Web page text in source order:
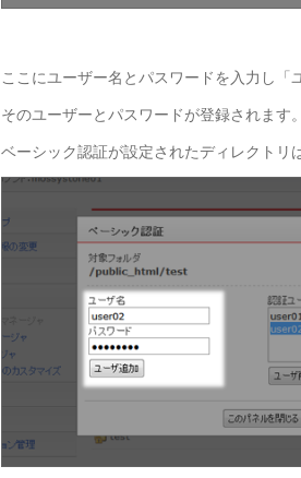
ここにユーザー名とパスワードを入力し「
そのユーザーとパスワードが登録されます。
ベーシック認証が設定されたディレクトリ